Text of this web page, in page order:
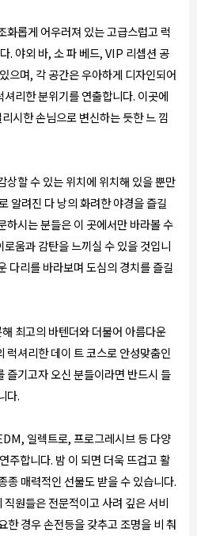
화롭게 어우러져 있는 고급스럽고 럭
. 야외 바, 소 파 베드, VIP 리셉션 공
으며, 각 공간은 우아하게 디자인되어
리한 분위기를 연출합니다. 이곳에
시한 손님으로 변신하는 듯한 느 낌
상할 수 있는 위치에 위치해 있을 뿐만
알려진 다 낭의 화려한 야경을 즐길
하시는 분들은 이 곳에서만 바라볼 수
움과 감탄을 느끼실 수 있을 것입니
다리를 바라보며 도심의 경치를 즐길
최고의 바텐더와 더불어 아름다운
럭셔리한 데이 트 코스로 안성맞춤인
즐기고자 오신 분들이라면 반드시 들
다.
일렉트로, 프로그레시브 등 다양
주합니다. 밤 이 되면 더욱 뜨겁고 활
종 매력적인 선물도 받을 수 있습니다.
원들은 전문적이고 사려 깊은 서비
한 경우 손전등을 갖추고 조명을 비 춰